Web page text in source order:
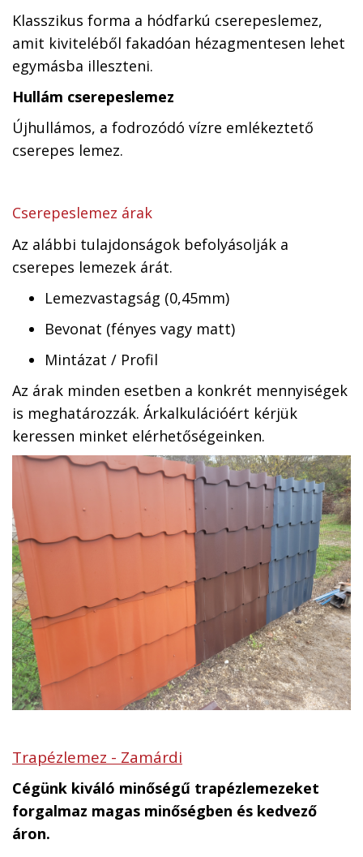
Klasszikus forma a hódfarkú cserepeslemez,
amit kiviteléből fakadóan hézagmentesen lehet
egymásba illeszteni.
Hullám cserepeslemez
Újhullámos, a fodrozódó vízre emlékeztető
cserepes lemez.
Cserepeslemez árak
Az alábbi tulajdonságok befolyásolják a
cserepes lemezek árát.
Lemezvastagság (0,45mm)
Bevonat (fényes vagy matt)
Mintázat / Profil
Az árak minden esetben a konkrét mennyiségek
is meghatározzák. Árkalkulációért kérjük
keressen minket elérhetőségeinken.
Trapézlemez - Zamárdi
Cégünk kiváló minőségű trapézlemezeket
forgalmaz magas minőségben és kedvező
áron.